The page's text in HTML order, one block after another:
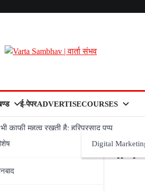
ई-पेपरADVERTISECOURSES
Digital
काफी महत्व रखती है: हरिप्रसाद पप्पू
एवं संघर्ष आज